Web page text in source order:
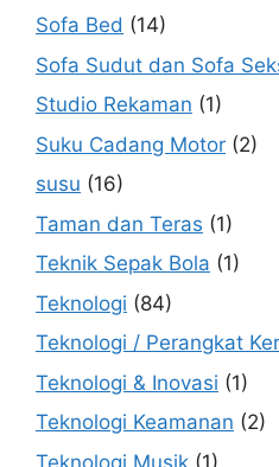
Sofa Bed (14)
Sofa Sudut dan Sofa
Studio Rekaman (1)
Suku Cadang Motor (2)
susu (16)
Taman dan Teras (1)
Teknik Sepak Bola (1)
Teknologi (84)
Teknologi / Perangkat
Teknologi & Inovasi (1)
Teknologi Keamanan (2)
Teknologi Musik (1)